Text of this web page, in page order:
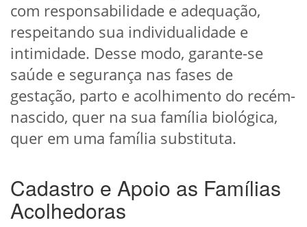
com responsabilidade e adequação,
respeitando sua individualidade e
intimidade. Desse modo, garante-se
saúde e segurança nas fases de
gestação, parto e acolhimento do recém-
nascido, quer na sua família biológica,
quer em uma família substituta.
Cadastro e Apoio as Famílias
Acolhedoras